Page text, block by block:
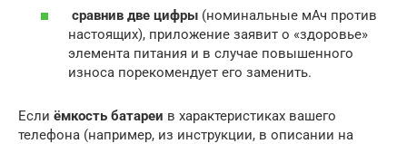
сравнив две цифры (номинальные мАч против
настоящих), приложение заявит о «здоровье»
элемента питания и в случае повышенного
износа порекомендует его заменить.
Если ёмкость батареи в характеристиках вашего
телефона (например, из инструкции, в описании на